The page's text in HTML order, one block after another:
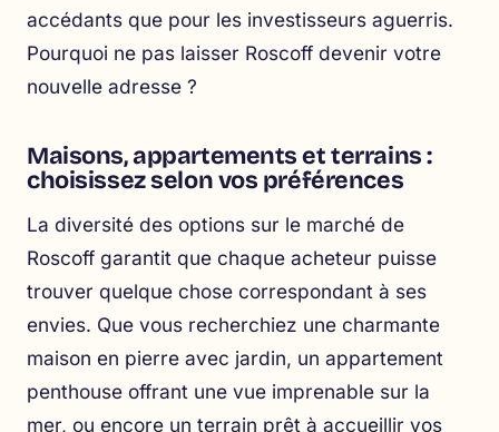
accédants que pour les investisseurs aguerris.
Pourquoi ne pas laisser Roscoff devenir votre
nouvelle adresse ?
Maisons, appartements et terrains :
choisissez selon vos préférences
La diversité des options sur le marché de
Roscoff garantit que chaque acheteur puisse
trouver quelque chose correspondant à ses
envies. Que vous recherchiez une charmante
maison en pierre avec jardin, un appartement
penthouse offrant une vue imprenable sur la
mer, ou encore un terrain prêt à accueillir vos